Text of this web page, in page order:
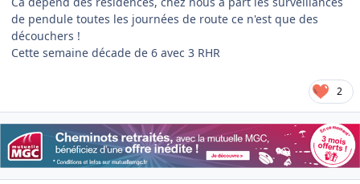
de pendule toutes les journées de route ce n'est que des
découchers !
Cette semaine décade de 6 avec 3 RHR
2